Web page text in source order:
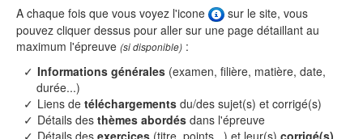
A chaque fois que vous voyez l'icone
sur le site, vous
pouvez cliquer dessus pour aller sur une page détaillant au
maximum l'épreuve (si disponible) :
Informations générales (examen, filière, matière, date,
durée...)
Liens detéléchargements du/des sujet(s) et corrigé(s)
Détails desthèmes abordés dans l'épreuve